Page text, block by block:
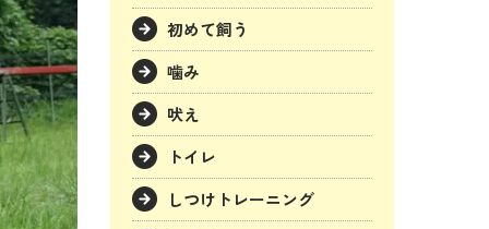
初めて飼う
噛み
吠え
トイレ
しつけトレーニング